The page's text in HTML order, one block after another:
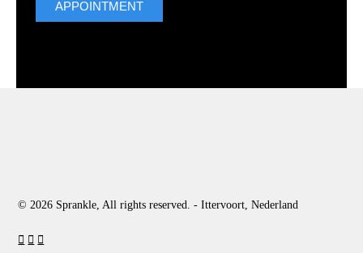
APPOINTMENT
© 2026 Sprankle, All rights reserved. - Ittervoort, Nederland